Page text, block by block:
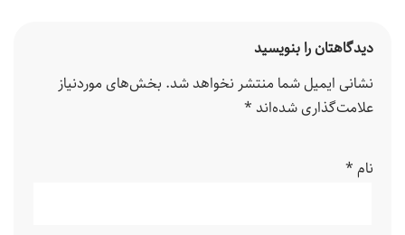
دیدگاهتان را بنویسید
نشانی ایمیل شما منتشر نخواهد شد. بخش‌های موردنیاز
علامت‌گذاری شده‌اند *
نام *